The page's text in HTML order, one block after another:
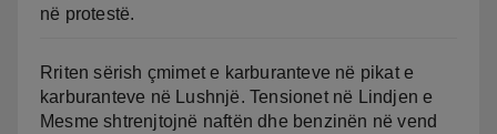
në protestë.
Rriten sërish çmimet e karburanteve në pikat e
karburanteve në Lushnjë. Tensionet në Lindjen e
Mesme shtrenjtojnë naftën dhe benzinën në vend